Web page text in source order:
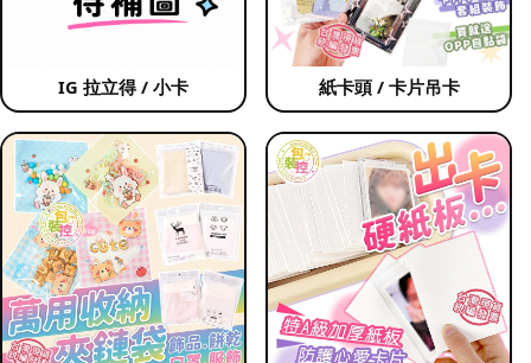
IG 拉立得 / 小卡 紙卡頭 / 卡片吊卡